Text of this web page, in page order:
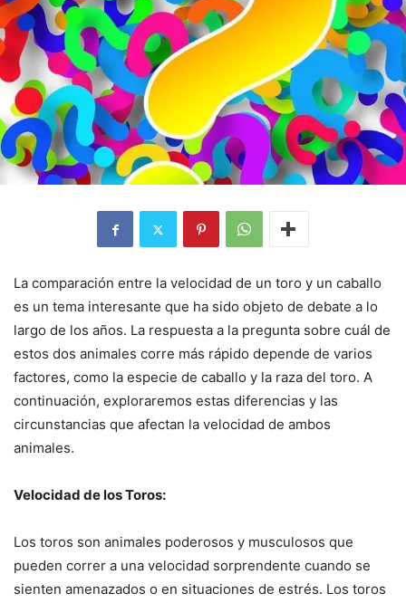
La comparación entre la velocidad de un toro y un caballo
es un tema interesante que ha sido objeto de debate a lo
largo de los años. La respuesta a la pregunta sobre cuál de
estos dos animales corre más rápido depende de varios
factores, como la especie de caballo y la raza del toro. A
continuación, exploraremos estas diferencias y las
circunstancias que afectan la velocidad de ambos
animales.
Velocidad de los Toros:
Los toros son animales poderosos y musculosos que
pueden correr a una velocidad sorprendente cuando se
sienten amenazados o en situaciones de estrés. Los toros